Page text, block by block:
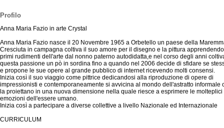
Profilo
Anna Maria Fazio in arte Crystal
Anna Maria Fazio nasce il 20 Novembre 1965 a Orbetello un paese della
Cresciuta in campagna coltiva il suo amore per il disegno e la pittura
primi rudimenti dell'arte dal nonno paterno autodidatta,e nel corso degli anni
questa passione un pò in sordina fino a quando nel 2006 decide di sfidare se
e propone le sue opere al grande pubblico di internet ricevendo molti consensi.
Inizia così il suo viaggio come pittrice dedicandosi alla riproduzione di opere di
impressionisti e contemporaneamente si avvicina al mondo dell'astratto informale
la proiettano in una nuova dimensione nella quale riesce a esprimere le molteplici
emozioni dell'essere umano.
Inizia così a partecipare a diverse collettive a livello Nazionale ed Internazionale
CURRICULUM